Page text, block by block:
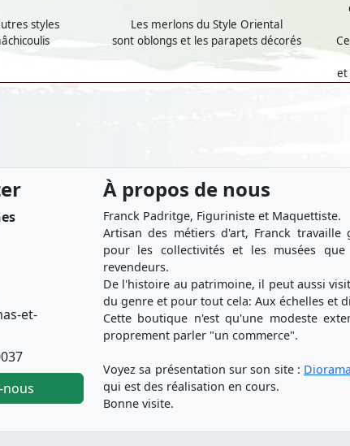
styles
Les merlons du Style Oriental
sont oblongs et les parapets décorés
et
et-
À propos de nous
Franck Padritge, Figuriniste et Maquettiste.
Artisan des métiers d'art, Franck travaille
pour les collectivités et les musées
revendeurs.
De l'histoire au patrimoine, il peut aussi
du genre et pour tout cela: Aux échelles et
Cette boutique n'est qu'une modeste
proprement parler "un commerce".
Voyez sa présentation sur son site :
qui est des réalisation en cours.
Bonne visite.